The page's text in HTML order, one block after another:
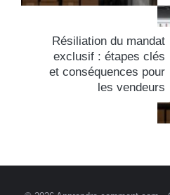
Résiliation du mandat
exclusif : étapes clés
et conséquences pour
les vendeurs